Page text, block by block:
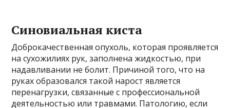
Синовиальная киста
Доброкачественная опухоль, которая проявляется
на сухожилиях рук, заполнена жидкостью, при
надавливании не болит. Причиной того, что на
руках образовался такой нарост является
перенагрузки, связанные с профессиональной
деятельностью или травмами. Патологию, если